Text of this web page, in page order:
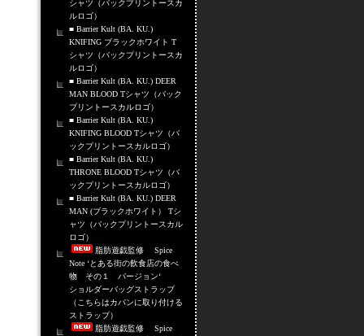
シャツ（バックプリントースカ
ルロゴ）
■ Barrier Kult (BA. KU.)
KNIFING ブラックホワイト T
シャツ（バックプリントースカ
ルロゴ）
■ Barrier Kult (BA. KU.) DEER
MAN BLOOD Tシャツ（バック
プリントースカルロゴ）
■ Barrier Kult (BA. KU.)
KNIFING BLOOD Tシャツ（バ
ックプリントースカルロゴ）
■ Barrier Kult (BA. KU.)
THRONE BLOOD Tシャツ（バ
ックプリントースカルロゴ）
■ Barrier Kult (BA. KU.) DEER
MAN (ブラックホワイト） Tシ
ャツ（バックプリントースカル
ロゴ）
脂肪遊戯監修 Spice
Note ‘とある街の飲食店の食べ
物 その１ バージョン‘
ショルダーバッグストラップ
（こちらはカバンに取り付ける
ストラップ）
脂肪遊戯監修 Spice